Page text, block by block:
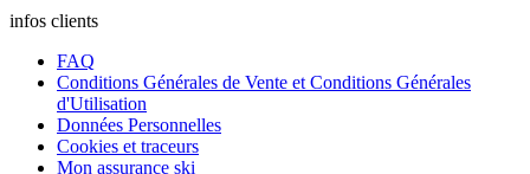
infos clients
FAQ
Conditions Générales de Vente et Conditions Générales
d'Utilisation
Données Personnelles
Cookies et traceurs
Mon assurance ski